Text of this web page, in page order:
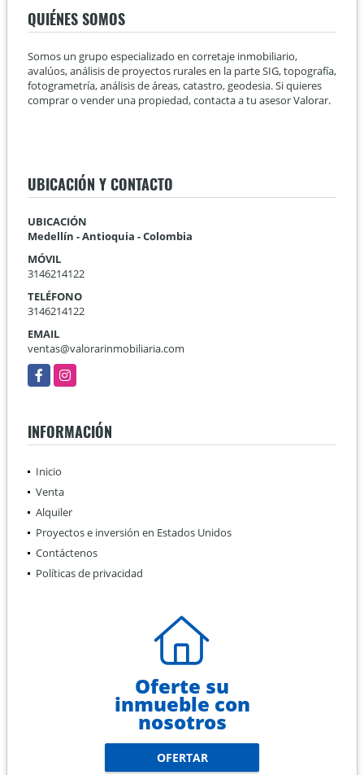
QUIÉNES SOMOS
Somos un grupo especializado en corretaje inmobiliario,
avalúos, análisis de proyectos rurales en la parte SIG, topografía,
fotogrametría, análisis de áreas, catastro, geodesia. Si quieres
comprar o vender una propiedad, contacta a tu asesor Valorar.
UBICACIÓN Y CONTACTO
UBICACIÓN
Medellín - Antioquia - Colombia
MÓVIL
3146214122
TELÉFONO
3146214122
EMAIL
ventas@valorarinmobiliaria.com
FacebookInstagram
INFORMACIÓN
Inicio
Venta
Alquiler
Proyectos e inversión en Estados Unidos
Contáctenos
Políticas de privacidad
Oferte su
inmueble con
nosotros
OFERTAR